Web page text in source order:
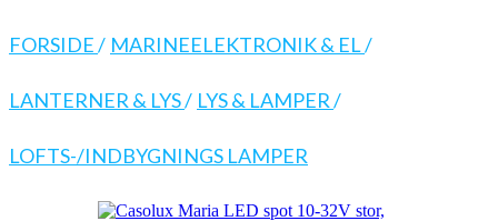
FORSIDE/ MARINEELEKTRONIK & EL/
LANTERNER & LYS/ LYS & LAMPER/
LOFTS-/INDBYGNINGS LAMPER